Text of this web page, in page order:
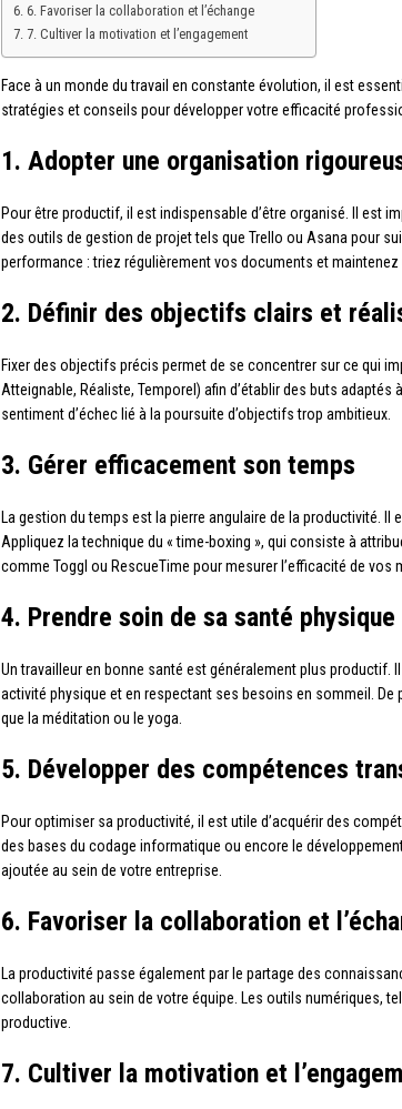
6. Favoriser la collaboration et l’échange
7. Cultiver la motivation et l’engagement
Face à un monde du travail en constante évolution, il est
stratégies et conseils pour développer votre efficacité
1. Adopter une organisation
Pour être productif, il est indispensable d’être organisé. Il est
des outils de gestion de projet tels que Trello ou Asana pour
performance : triez régulièrement vos documents et maintenez
2. Définir des objectifs clairs et
Fixer des objectifs précis permet de se concentrer sur ce qui
Atteignable, Réaliste, Temporel) afin d’établir des buts
sentiment d’échec lié à la poursuite d’objectifs trop ambitieux.
3. Gérer efficacement son temps
La gestion du temps est la pierre angulaire de la productivité. Il
Appliquez la technique du « time-boxing », qui consiste à
comme Toggl ou RescueTime pour mesurer l’efficacité de vos
4. Prendre soin de sa santé
Un travailleur en bonne santé est généralement plus productif.
activité physique et en respectant ses besoins en sommeil.
que la méditation ou le yoga.
5. Développer des compétences
Pour optimiser sa productivité, il est utile d’acquérir des
des bases du codage informatique ou encore le
ajoutée au sein de votre entreprise.
6. Favoriser la collaboration et
La productivité passe également par le partage des
collaboration au sein de votre équipe. Les outils numériques,
productive.
7. Cultiver la motivation et